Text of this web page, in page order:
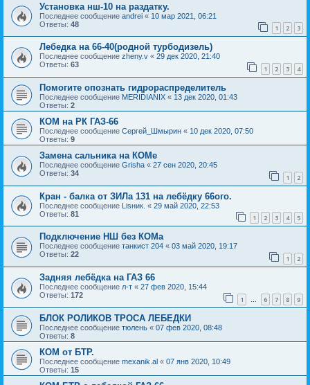
Установка нш-10 на раздатку.
Последнее сообщение andrei « 10 мар 2021, 06:21
Ответы: 48 1 2 3
Лебедка на 66-40(родной турбодизель)
Последнее сообщение zheny.v « 29 дек 2020, 21:40
Ответы: 63 1 2 3 4
Помогите опознать гидрораспределитель
Последнее сообщение MERIDIANIX « 13 дек 2020, 01:43
Ответы: 2
КОМ на РК ГАЗ-66
Последнее сообщение Сергей_Шмырин « 10 дек 2020, 07:50
Ответы: 9
Замена сальника на КОМе
Последнее сообщение Grisha « 27 сен 2020, 20:45
Ответы: 34 1 2
Кран - балка от ЗИЛа 131 на лебёдку 66ого.
Последнее сообщение Lisник. « 29 май 2020, 22:53
Ответы: 81 1 2 3 4 5
Подключение НШ без КОМа
Последнее сообщение танкист 204 « 03 май 2020, 19:17
Ответы: 22 1 2
Задняя лебёдка на ГАЗ 66
Последнее сообщение л-т « 27 фев 2020, 15:44
Ответы: 172 1 … 6 7 8 9
БЛОК РОЛИКОВ ТРОСА ЛЕБЕДКИ
Последнее сообщение тюлень « 07 фев 2020, 08:48
Ответы: 8
КОМ от БТР.
Последнее сообщение mexanik.al « 07 янв 2020, 10:49
Ответы: 15